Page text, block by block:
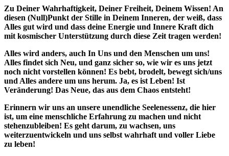
Zu Deiner Wahrhaftigkeit, Deiner Freiheit, Deinem Wissen! An
diesen (Null)Punkt der Stille in Deinem Inneren, der weiß, dass
Alles gut wird und dass deine Energie und Innere Kraft dich
mit kosmischer Unterstützung durch diese Zeit tragen werden!
Alles wird anders, auch In Uns und den Menschen um uns!
Alles findet sich Neu, und ganz sicher so, wie wir es uns jetzt
noch nicht vorstellen können! Es bebt, brodelt, bewegt sich/uns
und Alles andere um uns herum. Ja, es ist Leben! Ist
Veränderung! Das Neue, das aus dem Chaos entsteht!
Erinnern wir uns an unsere unendliche Seelenessenz, die hier
ist, um eine menschliche Erfahrung zu machen und nicht
stehenzubleiben! Es geht darum, zu wachsen, uns
weiterzuentwickeln und uns selbst wahrhaft und voller Liebe
zu leben!